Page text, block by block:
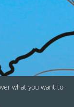
what you want to